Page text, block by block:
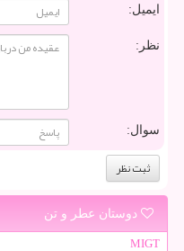
ایمیل:
نظر:
سوال:
دوستان عطر و تن
MIGT